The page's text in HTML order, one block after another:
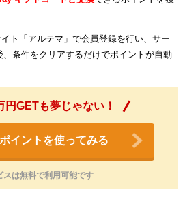
ト「アルテマ」で会員登録を行い、サー
、条件をクリアするだけでポイントが自動
円GETも夢じゃない！
イントを使ってみる
は無料で利用可能です